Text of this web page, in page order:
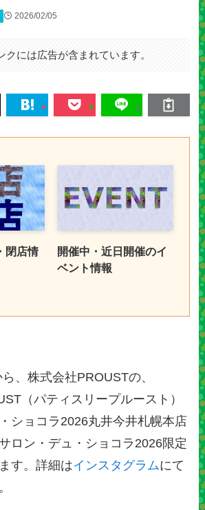
2026/02/05
クには広告が含まれています。
閉店情
開催中・近日開催のイ
ベント情報
、株式会社PROUSTの、
（パティスリープルースト）
ショコラ2026丸井今井札幌本店
ロン・デュ・ショコラ2026限定
す。詳細はインスタグラムにて